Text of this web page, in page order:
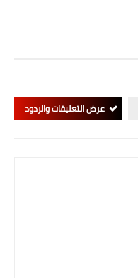
عرض التعليقات والردود